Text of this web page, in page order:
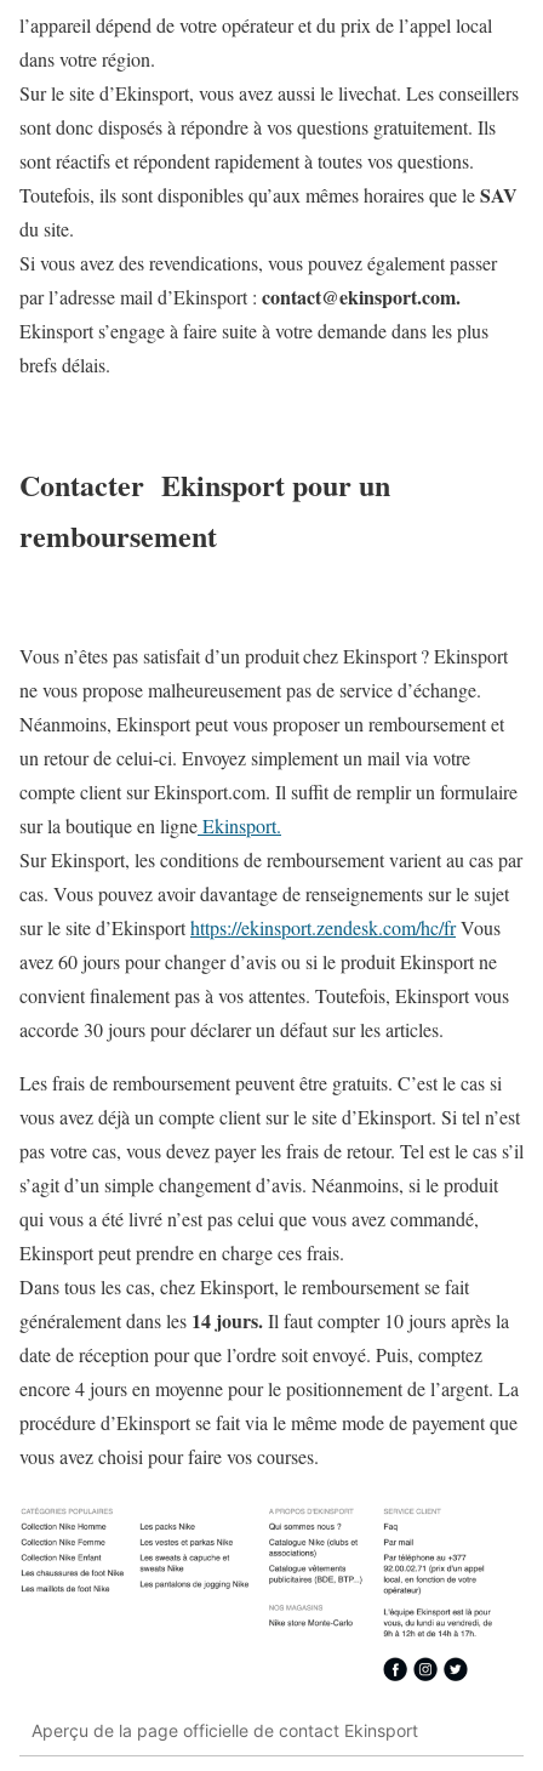
l’appareil dépend de votre opérateur et du prix de l’appel local
dans votre région.
Sur le site d’Ekinsport, vous avez aussi le livechat. Les conseillers
sont donc disposés à répondre à vos questions gratuitement. Ils
sont réactifs et répondent rapidement à toutes vos questions.
Toutefois, ils sont disponibles qu’aux mêmes horaires que leSAV
du site.
Si vous avez des revendications, vous pouvez également passer
par l’adresse mail d’Ekinsport : contact@ekinsport.com.
Ekinsport s’engage à faire suite à votre demande dans les plus
brefs délais.
Contacter Ekinsport pour un
remboursement
Vous n’êtes pas satisfait d’un produit chez Ekinsport ? Ekinsport
ne vous propose malheureusement pas de service d’échange.
Néanmoins, Ekinsport peut vous proposer un remboursement et
un retour de celui-ci. Envoyez simplement un mail via votre
compte client sur Ekinsport.com. Il suffit de remplir un formulaire
sur la boutique en ligneEkinsport.
Sur Ekinsport, les conditions de remboursement varient au cas par
cas. Vous pouvez avoir davantage de renseignements sur le sujet
sur le site d’Ekinsporthttps://ekinsport.zendesk.com/hc/frVous
avez 60 jours pour changer d’avis ou si le produit Ekinsport ne
convient finalement pas à vos attentes. Toutefois, Ekinsport vous
accorde 30 jours pour déclarer un défaut sur les articles.
Les frais de remboursement peuvent être gratuits. C’est le cas si
vous avez déjà un compte client sur le site d’Ekinsport. Si tel n’est
pas votre cas, vous devez payer les frais de retour. Tel est le cas s’il
s’agit d’un simple changement d’avis. Néanmoins, si le produit
qui vous a été livré n’est pas celui que vous avez commandé,
Ekinsport peut prendre en charge ces frais.
Dans tous les cas, chez Ekinsport, le remboursement se fait
généralement dans les 14 jours.Il faut compter 10 jours après la
date de réception pour que l’ordre soit envoyé. Puis, comptez
encore 4 jours en moyenne pour le positionnement de l’argent. La
procédure d’Ekinsport se fait via le même mode de payement que
vous avez choisi pour faire vos courses.
Aperçu de la page officielle de contact Ekinsport